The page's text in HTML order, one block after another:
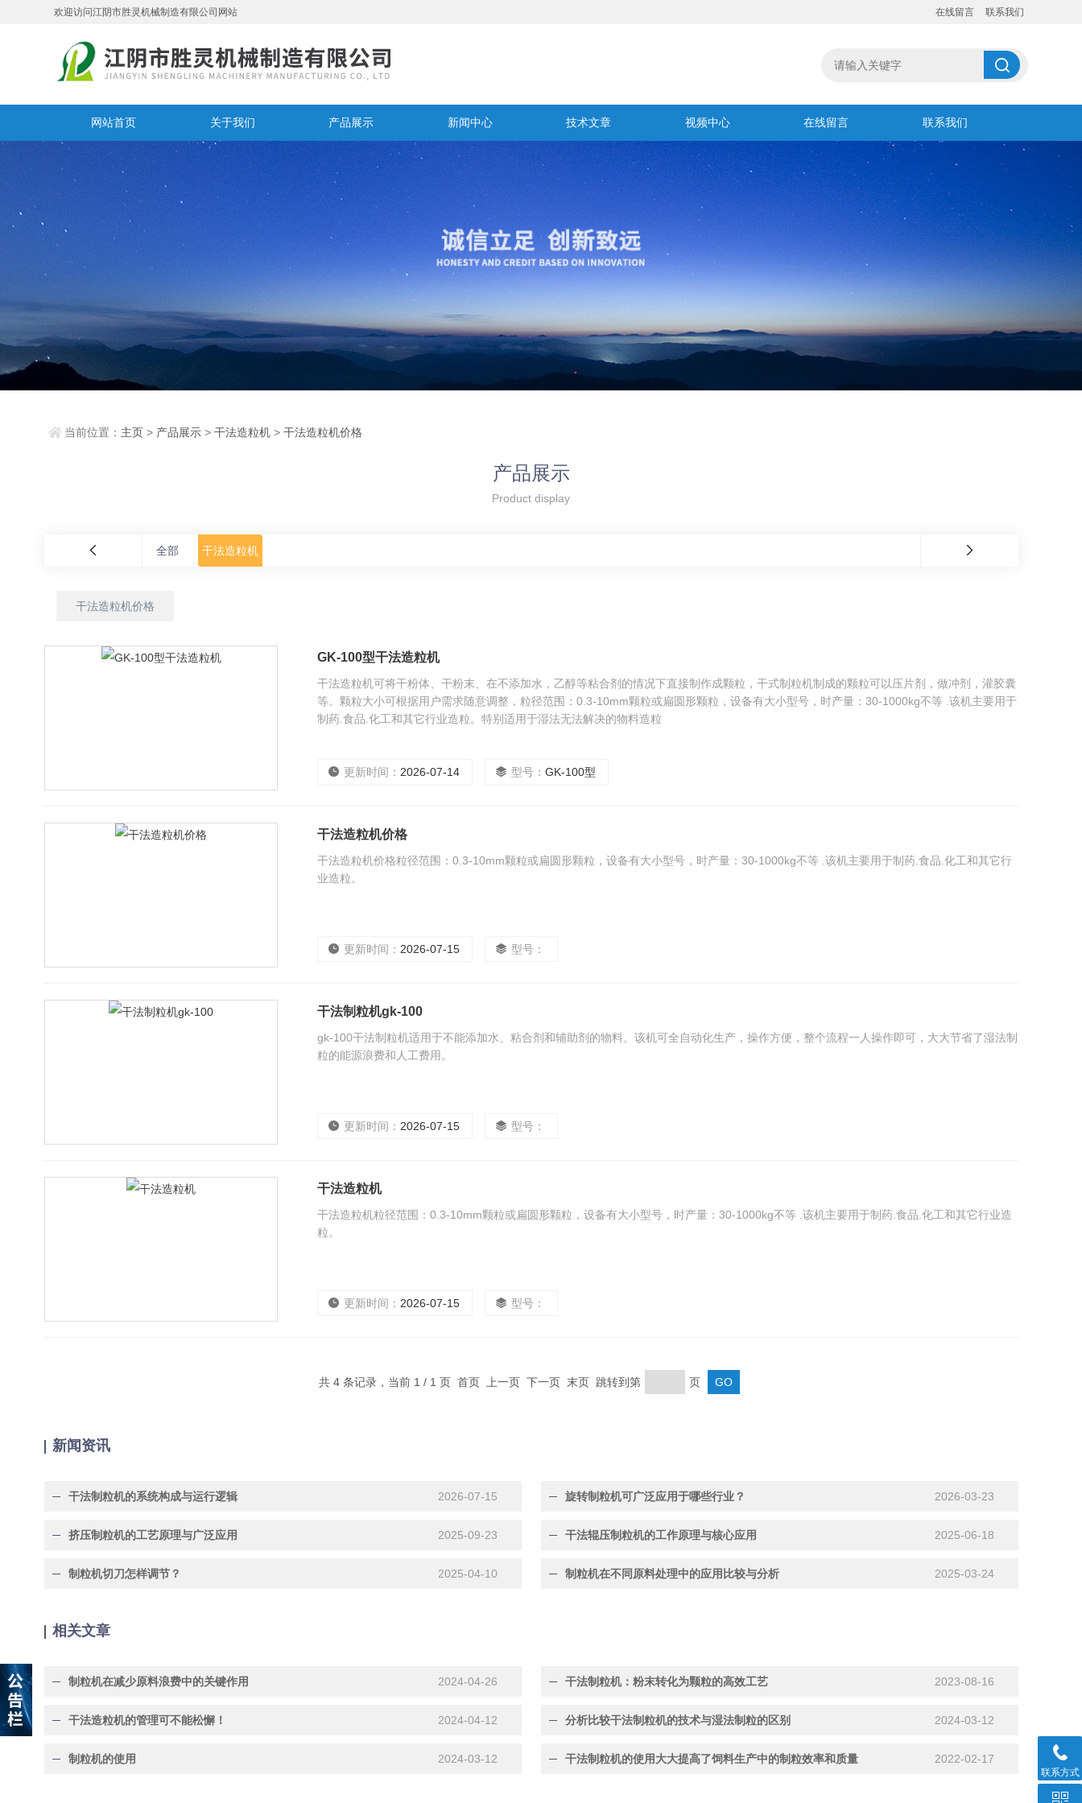
欢迎访问江阴市胜灵机械制造有限公司网站 在线留言 联系我们
网站首页 关于我们 产品展示 新闻中心 技术文章 视频中心 在线留言 联系我们
当前位置： 主页 > 产品展示 >干法造粒机 >干法造粒机价格
产品展示
Product display
全部 干法造粒机
干法造粒机价格
GK-100型干法造粒机
干法造粒机可将干粉体、干粉末、在不添加水，乙醇等粘合剂的情况下直接制作成颗粒，干式制粒机制成的颗粒可以压片剂，做冲剂，灌胶囊
等。颗粒大小可根据用户需求随意调整，粒径范围：0.3-10mm颗粒或扁圆形颗粒，设备有大小型号，时产量：30-1000kg不等 .该机主要用于
制药.食品.化工和其它行业造粒。特别适用于湿法无法解决的物料造粒
更新时间： 2026-07-14 型号： GK-100型
干法造粒机价格
干法造粒机价格粒径范围：0.3-10mm颗粒或扁圆形颗粒，设备有大小型号，时产量：30-1000kg不等 .该机主要用于制药.食品.化工和其它行
业造粒。
更新时间： 2026-07-15 型号：
干法制粒机gk-100
gk-100干法制粒机适用于不能添加水、粘合剂和辅助剂的物料。该机可全自动化生产，操作方便，整个流程一人操作即可，大大节省了湿法制
粒的能源浪费和人工费用。
更新时间： 2026-07-15 型号：
干法造粒机
干法造粒机粒径范围：0.3-10mm颗粒或扁圆形颗粒，设备有大小型号，时产量：30-1000kg不等 .该机主要用于制药.食品.化工和其它行业造
粒。
更新时间： 2026-07-15 型号：
共 4 条记录，当前 1 / 1 页 首页 上一页 下一页 末页 跳转到第 页
新闻资讯
干法制粒机的系统构成与运行逻辑 2026-07-15 旋转制粒机可广泛应用于哪些行业？ 2026-03-23
挤压制粒机的工艺原理与广泛应用 2025-09-23 干法辊压制粒机的工作原理与核心应用 2025-06-18
制粒机切刀怎样调节？ 2025-04-10 制粒机在不同原料处理中的应用比较与分析 2025-03-24
相关文章
制粒机在减少原料浪费中的关键作用 2024-04-26 干法制粒机：粉末转化为颗粒的高效工艺 2023-08-16
干法造粒机的管理可不能松懈！ 2024-04-12 分析比较干法制粒机的技术与湿法制粒的区别 2024-03-12
制粒机的使用 2024-03-12 干法制粒机的使用大大提高了饲料生产中的制粒效率和质量 2022-02-17
联系方式